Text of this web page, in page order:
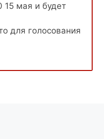
15 мая и будет
для голосования